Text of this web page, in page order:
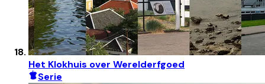
Het Klokhuis over Werelderfgoed
Serie